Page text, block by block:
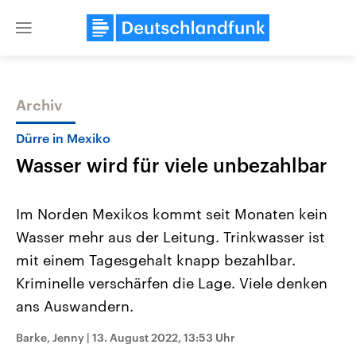
Close
Themen
Landtagswahl Sachsen-Anhalt
2026
Alle Informationen
Sachsen-Anhalt wählt am 6.
Landtag. Seit 2021 wird das
Aktuelle Beiträge,
den mächtigsten Ländern
Archiv
Dürre in Mexiko
Wasser wird für viele unbezahlbar
Im Norden Mexikos kommt seit Monaten kein
Wasser mehr aus der Leitung. Trinkwasser ist
mit einem Tagesgehalt knapp bezahlbar.
Kriminelle verschärfen die Lage. Viele denken
ans Auswandern.
Barke, Jenny | 13. August 2022, 13:53 Uhr